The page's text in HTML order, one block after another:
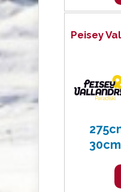
Peisey
30cm